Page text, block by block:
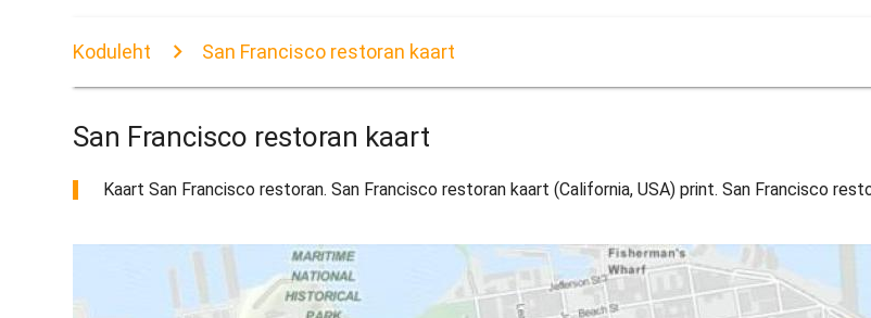
Koduleht San Francisco restoran kaart
San Francisco restoran kaart
Kaart San Francisco restoran. San Francisco restoran kaart (California, USA) print. San Francisco